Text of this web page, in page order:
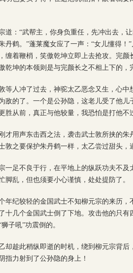
道：“武帮主，你身负重任，先冲出去，
丹鹤。”蓬莱魔女应了一声：“女儿懂得
缠着鞭梢，笑傲乾坤立即上去抢攻。完
乾坤的本领则是与完颜长之不相上下的
等人冲了过去，神驼太乙恶念又生，心
敌的了。一个是公孙隐，这老儿受了他
胜从前，真正与他较量，我恐怕是打他
才用声东击西之法，袭击武士敦所挟的
敦之要保护朱丹鹤一样，太乙尝过甜头
一足不良于行，在平地上的纵跃功夫不
脚乱，但也须要小心谨慎，处处提防了。
年纪较轻的金国武士不知柳元宗的来历
十几个金国武士倒了下地。攻击他的只
子吼”功震倒的。
却趁此稍纵即逝的时机，绕到柳元宗背
指力射到了公孙隐的身上！